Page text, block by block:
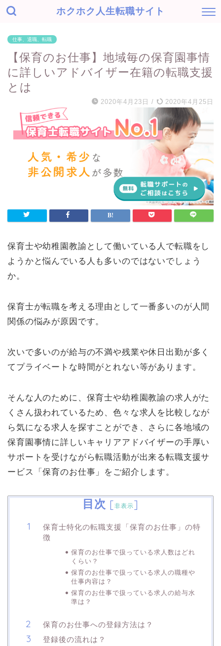
ホクホク人生転職サイト
仕事、退職、転職
【保育のお仕事】地域毎の保育園事情
に詳しいアドバイザー在籍の転職支援
とは
2020年4月23日 / 2020年4月25日
保育士や幼稚園教諭として働いている人で転職をし
ようかと悩んでいる人も多いのではないでしょう
か。
保育士が転職を考える理由として一番多いのが人間
関係の悩みが原因です。
次いで多いのが給与の不満や残業や休日出勤が多く
てプライベートな時間がとれない等があります。
そんな人のために、保育士や幼稚園教諭の求人がた
くさん扱われているため、色々な求人を比較しなが
ら気になる求人を探すことができ、さらに各地域の
保育園事情に詳しいキャリアアドバイザーの手厚い
サポートを受けながら転職活動が出来る転職支援サ
ービス「保育のお仕事」をご紹介します。
目次 [非表示]
保育士特化の転職支援「保育のお仕事」の特
徴
保育のお仕事で扱っている求人数はどれ
くらい？
保育のお仕事で扱っている求人の職種や
仕事内容は？
保育のお仕事で扱っている求人の給与水
準は？
保育のお仕事への登録方法は？
登録後の流れは？